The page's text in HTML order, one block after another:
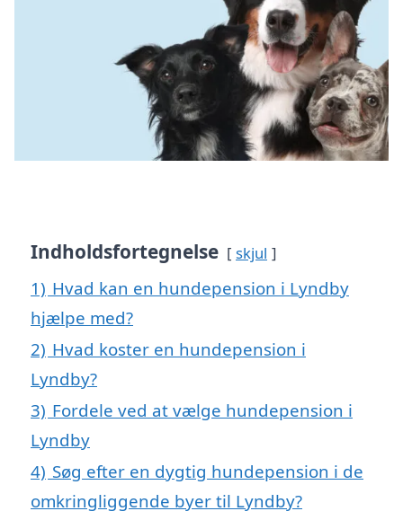
Indholdsfortegnelse skjul
1) Hvad kan en hundepension i Lyndby
hjælpe med?
2) Hvad koster en hundepension i
Lyndby?
3) Fordele ved at vælge hundepension i
Lyndby
4) Søg efter en dygtig hundepension i de
omkringliggende byer til Lyndby?